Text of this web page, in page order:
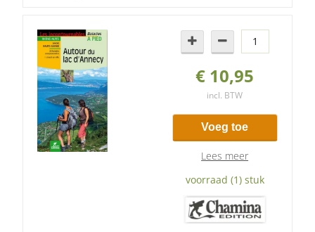
€ 10,95
incl. BTW
Voeg toe
Lees meer
voorraad (1) stuk